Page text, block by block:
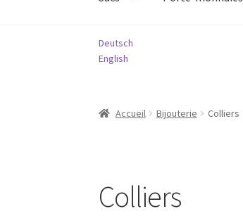
Deutsch
English
Accueil Bijouterie Colliers
Colliers